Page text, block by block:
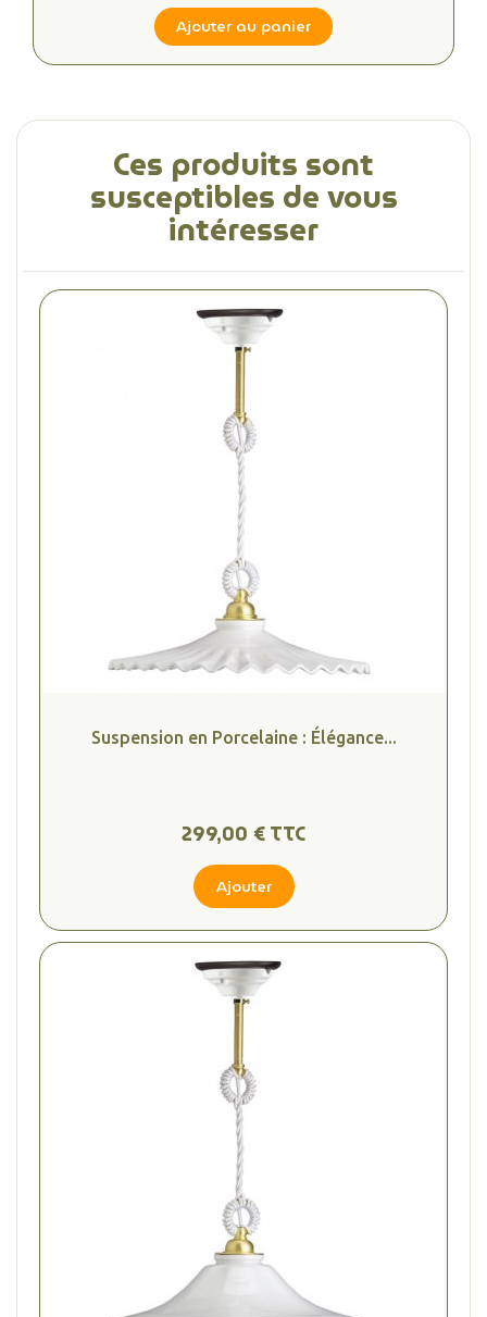
Ajouter au panier
Ces produits sont
susceptibles de vous
intéresser
Suspension en Porcelaine : Élégance...
299,00 € TTC
Ajouter